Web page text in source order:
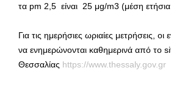
τα pm 2,5 είναι 25 μg/m3 (μέση ετήσια
Για τις ημερήσιες ωριαίες μετρήσεις,
να ενημερώνονται καθημερινά από το
Θεσσαλίας https://www.thessaly.gov.gr